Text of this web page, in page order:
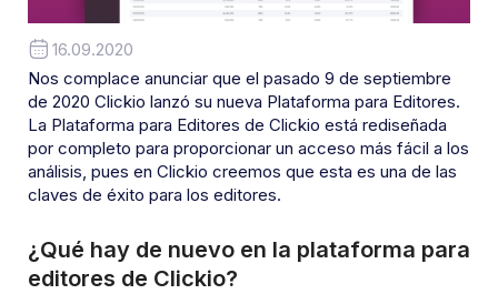
16.09.2020
Nos complace anunciar que el pasado 9 de septiembre
de 2020 Clickio lanzó su nueva Plataforma para Editores.
La Plataforma para Editores de Clickio está rediseñada
por completo para proporcionar un acceso más fácil a los
análisis, pues en Clickio creemos que esta es una de las
claves de éxito para los editores.
¿Qué hay de nuevo en la plataforma para
editores de Clickio?